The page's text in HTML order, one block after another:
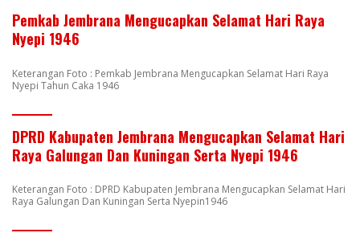
Pemkab Jembrana Mengucapkan Selamat Hari Raya
Nyepi 1946
Keterangan Foto : Pemkab Jembrana Mengucapkan Selamat Hari Raya
Nyepi Tahun Caka 1946
DPRD Kabupaten Jembrana Mengucapkan Selamat Hari
Raya Galungan Dan Kuningan Serta Nyepi 1946
Keterangan Foto : DPRD Kabupaten Jembrana Mengucapkan Selamat Hari
Raya Galungan Dan Kuningan Serta Nyepin1946